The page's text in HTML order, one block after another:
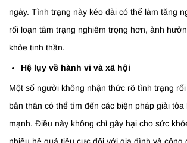
ngày. Tình trạng này kéo dài có thể làm tăng
rối loạn tâm trạng nghiêm trọng hơn, ảnh
khỏe tinh thần.
Hệ lụy về hành vi và xã hội
Một số người không nhận thức rõ tình trạng
bản thân có thể tìm đến các biện pháp giải tỏa
mạnh. Điều này không chỉ gây hại cho sức